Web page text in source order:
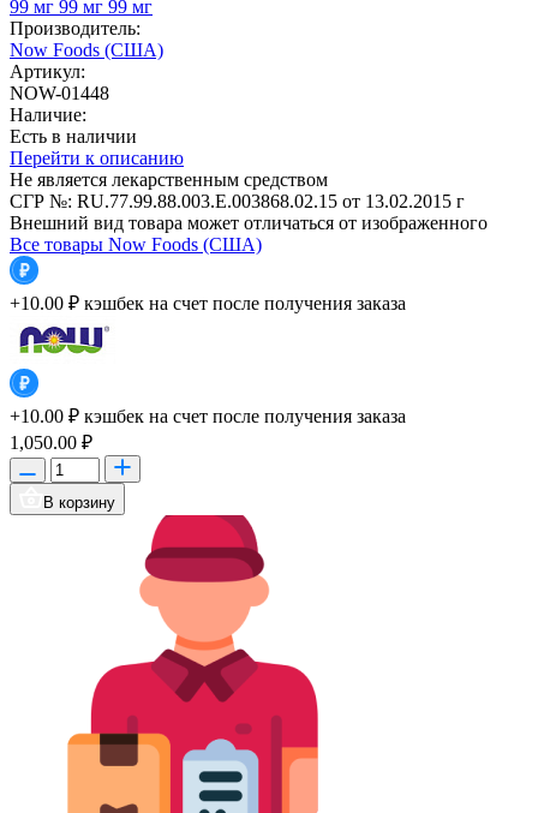
99 мг 99 мг 99 мг
Производитель:
Now Foods (США)
Артикул:
NOW-01448
Наличие:
Есть в наличии
Перейти к описанию
Не является лекарственным средством
СГР №: RU.77.99.88.003.Е.003868.02.15 от 13.02.2015 г
Внешний вид товара может отличаться от изображенного
Все товары Now Foods (США)
+10.00 ₽ кэшбек на счет после получения заказа
+10.00 ₽ кэшбек на счет после получения заказа
1,050.00 ₽
В корзину